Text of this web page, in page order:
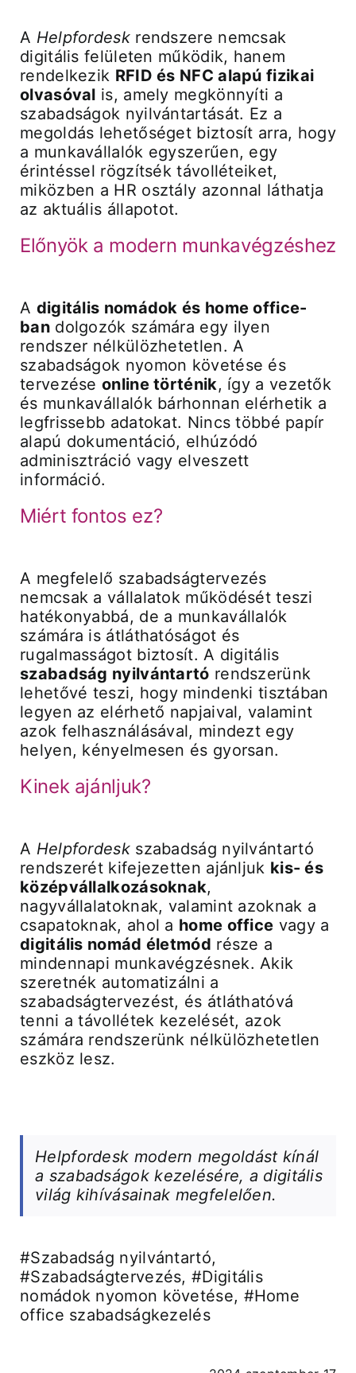
A Helpfordeskrendszere nemcsak
digitális felületen működik, hanem
rendelkezik RFID és NFC alapú fizikai
olvasóval is, amely megkönnyíti a
szabadságok nyilvántartását. Ez a
megoldás lehetőséget biztosít arra, hogy
a munkavállalók egyszerűen, egy
érintéssel rögzítsék távolléteiket,
miközben a HR osztály azonnal láthatja
az aktuális állapotot.
Előnyök a modern munkavégzéshez
A digitális nomádok és home office-
bandolgozók számára egy ilyen
rendszer nélkülözhetetlen. A
szabadságok nyomon követése és
tervezéseonline történik, így a vezetők
és munkavállalók bárhonnan elérhetik a
legfrissebb adatokat. Nincs többé papír
alapú dokumentáció, elhúzódó
adminisztráció vagy elveszett
információ.
Miért fontos ez?
A megfelelő szabadságtervezés
nemcsak a vállalatok működését teszi
hatékonyabbá, de a munkavállalók
számára is átláthatóságot és
rugalmasságot biztosít. A digitális
szabadság nyilvántartó rendszerünk
lehetővé teszi, hogy mindenki tisztában
legyen az elérhető napjaival, valamint
azok felhasználásával, mindezt egy
helyen, kényelmesen és gyorsan.
Kinek ajánljuk?
A Helpfordeskszabadság nyilvántartó
rendszerét kifejezetten ajánljuk kis- és
középvállalkozásoknak,
nagyvállalatoknak, valamint azoknak a
csapatoknak, ahol a home office vagy a
digitális nomád életmód része a
mindennapi munkavégzésnek. Akik
szeretnék automatizálni a
szabadságtervezést, és átláthatóvá
tenni a távollétek kezelését, azok
számára rendszerünk nélkülözhetetlen
eszköz lesz.
Helpfordesk modern megoldást kínál
a szabadságok kezelésére, a digitális
világ kihívásainak megfelelően.
#Szabadság nyilvántartó,
#Szabadságtervezés, #Digitális
nomádok nyomon követése, #Home
office szabadságkezelés